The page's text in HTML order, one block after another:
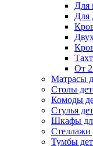
Для
Для
От 2
Матрасы
Столы
Комоды
Стулья
Шкафы
Стеллажи
Тумбы